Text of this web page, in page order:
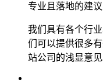
专业且落地的建议
我们具有各个行
们可以提供很多
站公司的浅显意见